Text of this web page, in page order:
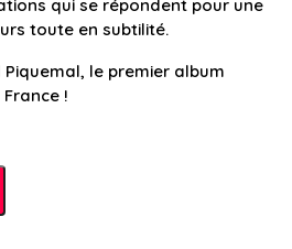
qui se répondent pour une
toute en subtilité.
le premier album
!